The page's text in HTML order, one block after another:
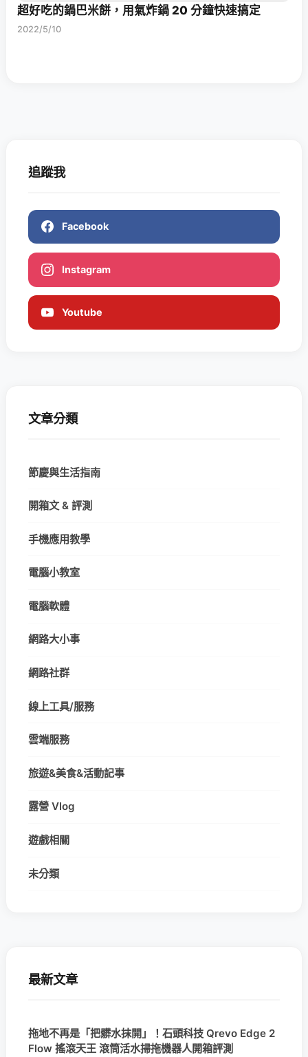
超好吃的鍋巴米餅，用氣炸鍋 20 分鐘快速搞定
2022/5/10
追蹤我
Facebook
Instagram
Youtube
文章分類
節慶與生活指南
開箱文 & 評測
手機應用教學
電腦小教室
電腦軟體
網路大小事
網路社群
線上工具/服務
雲端服務
旅遊&美食&活動記事
露營 Vlog
遊戲相關
未分類
最新文章
拖地不再是「把髒水抹開」！石頭科技 Qrevo Edge 2
Flow 搖滾天王 滾筒活水掃拖機器人開箱評測